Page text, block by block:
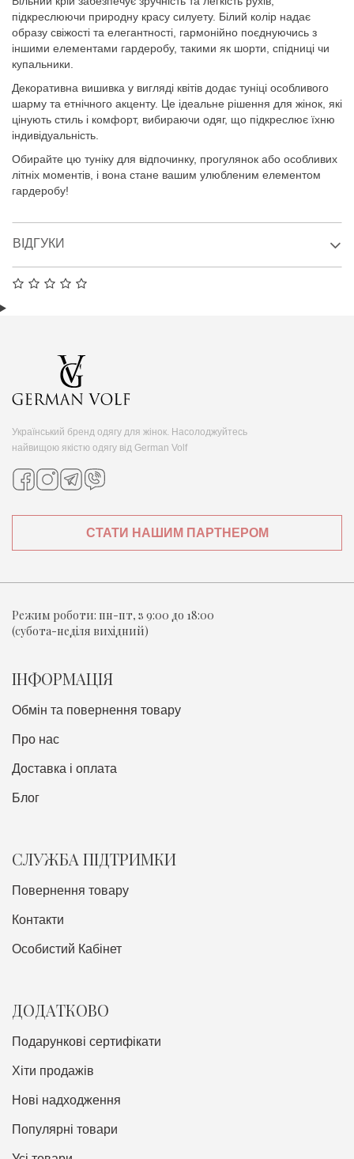
підкреслюючи природну красу силуету. Білий колір надає
образу свіжості та елегантності, гармонійно поєднуючись з
іншими елементами гардеробу, такими як шорти, спідниці чи
купальники.
Декоративна вишивка у вигляді квітів додає туніці особливого
шарму та етнічного акценту. Це ідеальне рішення для жінок, які
цінують стиль і комфорт, вибираючи одяг, що підкреслює їхню
індивідуальність.
Обирайте цю туніку для відпочинку, прогулянок або особливих
літніх моментів, і вона стане вашим улюбленим елементом
гардеробу!
ВІДГУКИ
Український бренд одягу для жінок. Насолоджуйтесь
найвищою якістю одягу від German Volf
СТАТИ НАШИМ ПАРТНЕРОМ
Режим роботи: пн-пт, з 9:00 до 18:00
(субота-неділя вихідний)
ІНФОРМАЦІЯ
Обмін та повернення товару
Про нас
Доставка i оплата
Блог
СЛУЖБА ПІДТРИМКИ
Повернення товару
Контакти
Особистий Кабінет
ДОДАТКОВО
Подарункові сертифікати
Хіти продажів
Нові надходження
Популярні товари